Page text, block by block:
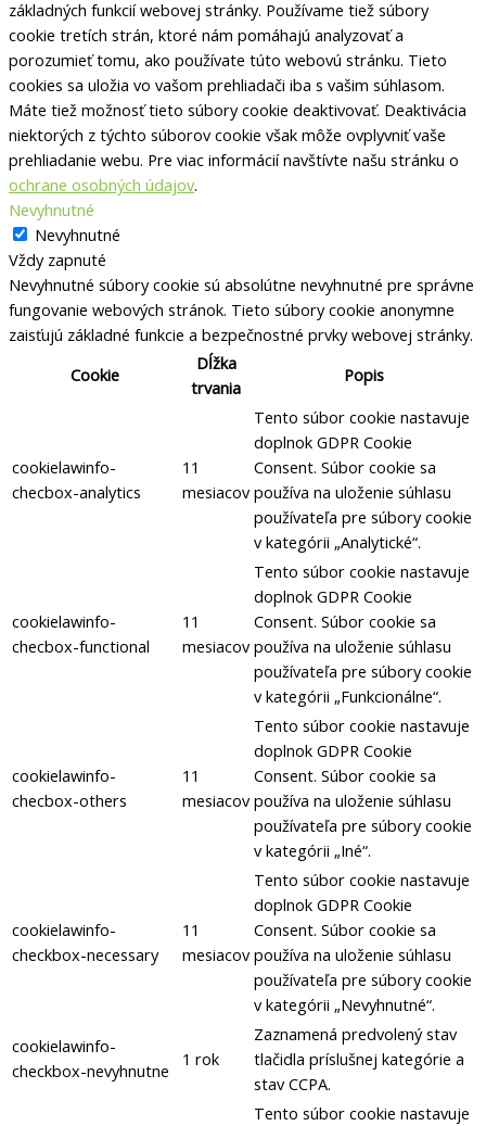
základných funkcií webovej stránky. Používame tiež súbory
cookie tretích strán, ktoré nám pomáhajú analyzovať a
porozumieť tomu, ako používate túto webovú stránku. Tieto
cookies sa uložia vo vašom prehliadači iba s vašim súhlasom.
Máte tiež možnosť tieto súbory cookie deaktivovať. Deaktivácia
niektorých z týchto súborov cookie však môže ovplyvniť vaše
prehliadanie webu. Pre viac informácií navštívte našu stránku o
ochrane osobných údajov.
Nevyhnutné
Nevyhnutné
Vždy zapnuté
Nevyhnutné súbory cookie sú absolútne nevyhnutné pre správne
fungovanie webových stránok. Tieto súbory cookie anonymne
zaisťujú základné funkcie a bezpečnostné prvky webovej stránky.
Cookie
Dĺžka
trvania
Popis
cookielawinfo-
checbox-analytics
11
mesiacov
Tento súbor cookie nastavuje
doplnok GDPR Cookie
Consent. Súbor cookie sa
používa na uloženie súhlasu
používateľa pre súbory cookie
v kategórii „Analytické“.
cookielawinfo-
checbox-functional
11
mesiacov
Tento súbor cookie nastavuje
doplnok GDPR Cookie
Consent. Súbor cookie sa
používa na uloženie súhlasu
používateľa pre súbory cookie
v kategórii „Funkcionálne“.
cookielawinfo-
checbox-others
11
mesiacov
Tento súbor cookie nastavuje
doplnok GDPR Cookie
Consent. Súbor cookie sa
používa na uloženie súhlasu
používateľa pre súbory cookie
v kategórii „Iné“.
cookielawinfo-
checkbox-necessary
11
mesiacov
Tento súbor cookie nastavuje
doplnok GDPR Cookie
Consent. Súbor cookie sa
používa na uloženie súhlasu
používateľa pre súbory cookie
v kategórii „Nevyhnutné“.
cookielawinfo-
checkbox-nevyhnutne
1 rok
Zaznamená predvolený stav
tlačidla príslušnej kategórie a
stav CCPA.
Tento súbor cookie nastavuje